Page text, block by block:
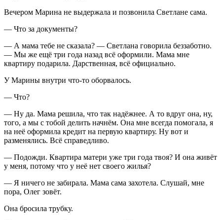
Вечером Марина не выдержала и позвонила Светлане сама.
— Что за документы?
— А мама тебе не сказала? — Светлана говорила беззаботно.
— Мы же ещё три года назад всё оформили. Мама мне
квартиру подарила. Дарственная, всё официально.
У Марины внутри что-то оборвалось.
— Что?
— Ну да. Мама решила, что так надёжнее. А то вдруг она, ну,
того, а мы с тобой делить начнём. Она мне всегда помогала, я
на неё оформила кредит на первую квартиру. Ну вот и
разменялись. Всё справедливо.
— Подожди. Квартира матери уже три года твоя? И она живёт
у меня, потому что у неё нет своего жилья?
— Я ничего не забирала. Мама сама захотела. Слушай, мне
пора, Олег зовёт.
Она бросила трубку.